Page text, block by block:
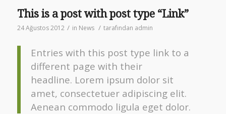
This is a post with post type “Link”
24 Ağustos 2012 / in News / tarafından admin
Entries with this post type link to a
different page with their
headline. Lorem ipsum dolor sit
amet, consectetuer adipiscing elit.
Aenean commodo ligula eget dolor.